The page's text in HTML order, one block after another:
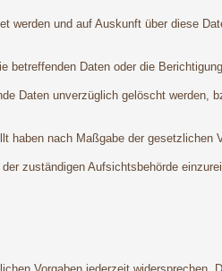
und auf Auskunft über diese
Daten oder die
Daten unverzüglich gelöscht werden,
nach Maßgabe der gesetzlichen
zuständigen Aufsichtsbehörde